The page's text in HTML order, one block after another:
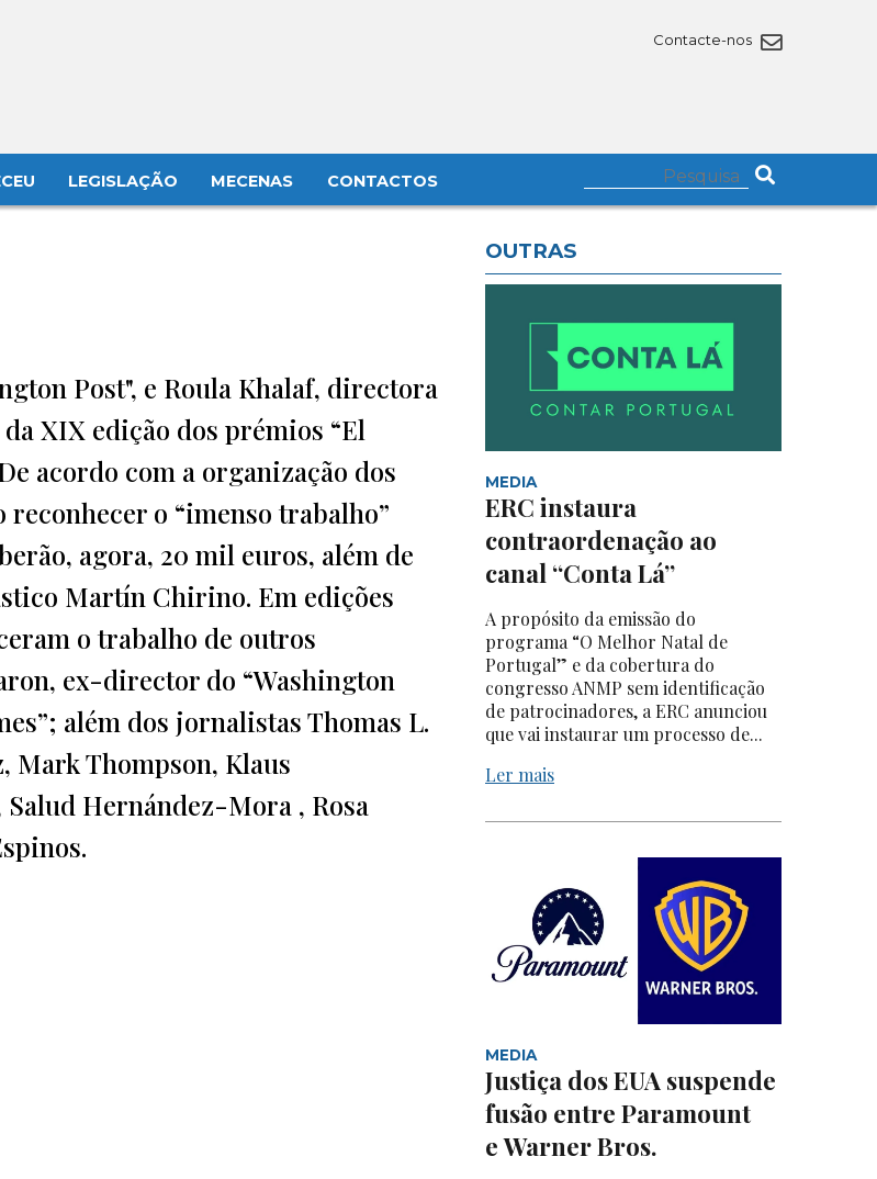
Contacte-nos
LEGISLAÇÃO MECENAS CONTACTOS
Post", e Roula Khalaf, directora
XIX edição dos prémios “El
acordo com a organização dos
o “imenso trabalho”
agora, 20 mil euros, além de
Martín Chirino. Em edições
o trabalho de outros
ex-director do “Washington
além dos jornalistas Thomas L.
Mark Thompson, Klaus
Hernández-Mora , Rosa
OUTRAS
MEDIA
ERC instaura
contraordenação ao
canal “Conta Lá”
A propósito da emissão do
programa “O Melhor Natal de
Portugal” e da cobertura do
congresso ANMP sem identificação
de patrocinadores, a ERC anunciou
que vai instaurar um processo de...
Ler mais
MEDIA
Justiça dos EUA suspende
fusão entre Paramount
e Warner Bros.